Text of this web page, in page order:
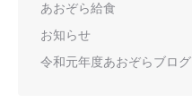
あおぞら給食
お知らせ
令和元年度あおぞらブログ